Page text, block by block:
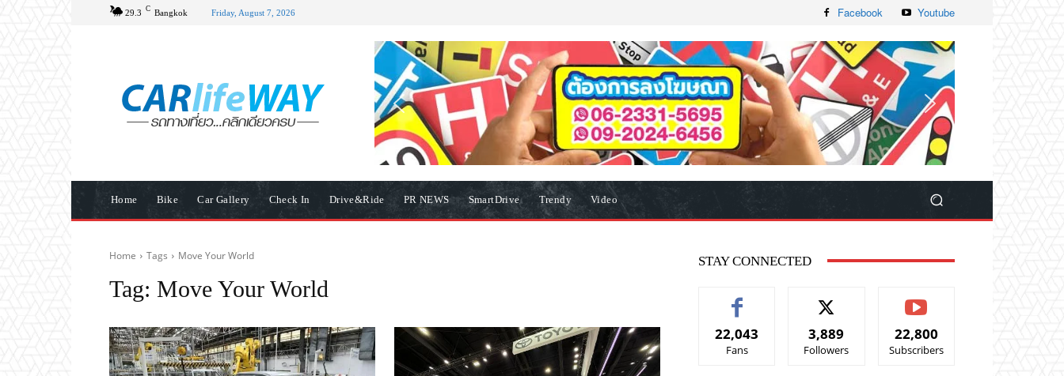
29.3 C Bangkok Friday, August 7, 2026 Facebook Youtube
Home Bike Car Gallery Check In Drive&Ride PR NEWS SmartDrive Trendy Video
Home Tags Move Your World
Tag: Move Your World
STAY CONNECTED
22,043
Fans
3,889
Followers
22,800
Subscribers